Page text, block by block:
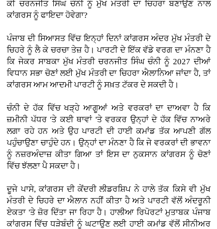
ਕੀ ਚਰਨਜੀਤ ਸਿੰਘ ਚੰਨੀ ਨੂੰ ਮੁੱਖ ਮੰਤਰੀ ਦਾ ਚਿਹਰਾ ਬਣਾਉਣ ਨਾਲ
ਕਾਂਗਰਸ ਨੂੰ ਫਾਇਦਾ ਹੋਵੇਗਾ?
ਪੰਜਾਬ ਦੀ ਸਿਆਸਤ ਵਿੱਚ ਇਨ੍ਹਾਂ ਦਿਨਾਂ ਕਾਂਗਰਸ ਅੰਦਰ ਮੁੱਖ ਮੰਤਰੀ ਦੇ
ਚਿਹਰੇ ਨੂੰ ਲੈ ਕੇ ਚਰਚਾ ਤੇਜ਼ ਹੈ। ਪਾਰਟੀ ਦੇ ਇੱਕ ਵੱਡੇ ਵਰਗ ਦਾ ਮੰਨਣਾ ਹੈ
ਕਿ ਜੇਕਰ ਸਾਬਕਾ ਮੁੱਖ ਮੰਤਰੀ ਚਰਨਜੀਤ ਸਿੰਘ ਚੰਨੀ ਨੂੰ 2027 ਦੀਆਂ
ਵਿਧਾਨ ਸਭਾ ਚੋਣਾਂ ਲਈ ਮੁੱਖ ਮੰਤਰੀ ਦਾ ਚਿਹਰਾ ਐਲਾਨਿਆ ਜਾਂਦਾ ਹੈ, ਤਾਂ
ਕਾਂਗਰਸ ਆਮ ਆਦਮੀ ਪਾਰਟੀ ਨੂੰ ਸਖ਼ਤ ਟੱਕਰ ਦੇ ਸਕਦੀ ਹੈ।
ਚੰਨੀ ਦੇ ਹੱਕ ਵਿੱਚ ਖੜ੍ਹੇ ਆਗੂਆਂ ਅਤੇ ਵਰਕਰਾਂ ਦਾ ਦਾਅਵਾ ਹੈ ਕਿ
ਜ਼ਮੀਨੀ ਪੱਧਰ 'ਤੇ ਕਈ ਥਾਵਾਂ 'ਤੇ ਵਰਕਰ ਉਨ੍ਹਾਂ ਦੇ ਹੱਕ ਵਿੱਚ ਨਾਅਰੇ
ਲਗਾ ਰਹੇ ਹਨ ਅਤੇ ਉਹ ਪਾਰਟੀ ਦੀ ਹਾਈ ਕਮਾਂਡ ਤੱਕ ਆਪਣੀ ਗੱਲ
ਪਹੁੰਚਾਉਣਾ ਚਾਹੁੰਦੇ ਹਨ। ਉਨ੍ਹਾਂ ਦਾ ਮੰਨਣਾ ਹੈ ਕਿ ਜੇ ਵਰਕਰਾਂ ਦੀ ਭਾਵਨਾ
ਨੂੰ ਨਜ਼ਰਅੰਦਾਜ਼ ਕੀਤਾ ਗਿਆ ਤਾਂ ਇਸ ਦਾ ਨੁਕਸਾਨ ਕਾਂਗਰਸ ਨੂੰ ਚੋਣਾਂ
ਵਿੱਚ ਝੱਲਣਾ ਪੈ ਸਕਦਾ ਹੈ।
ਦੂਜੇ ਪਾਸੇ, ਕਾਂਗਰਸ ਦੀ ਕੇਂਦਰੀ ਲੀਡਰਸ਼ਿਪ ਨੇ ਹਾਲੇ ਤੱਕ ਕਿਸੇ ਵੀ ਮੁੱਖ
ਮੰਤਰੀ ਦੇ ਚਿਹਰੇ ਦਾ ਐਲਾਨ ਨਹੀਂ ਕੀਤਾ ਹੈ ਅਤੇ ਪਾਰਟੀ ਵੱਲੋਂ ਅੰਦਰੂਨੀ
ਏਕਤਾ 'ਤੇ ਜ਼ੋਰ ਦਿੱਤਾ ਜਾ ਰਿਹਾ ਹੈ। ਹਾਲੀਆ ਰਿਪੋਰਟਾਂ ਮੁਤਾਬਕ ਪੰਜਾਬ
ਕਾਂਗਰਸ ਵਿੱਚ ਧੜੇਬੰਦੀ ਨੂੰ ਘਟਾਉਣ ਲਈ ਹਾਈ ਕਮਾਂਡ ਵੱਲੋਂ ਸੀਨੀਅਰ